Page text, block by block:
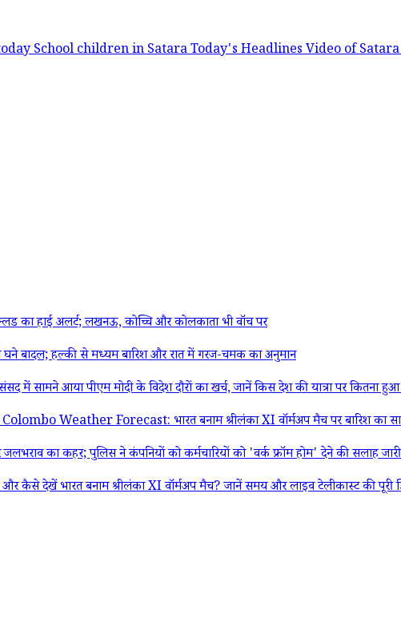
School children in SataraToday's HeadlinesVideo of
हाई अलर्ट; लखनऊ, कोच्चि और कोलकाता भी वॉच पर
हल्की से मध्यम बारिश और रात में गरज-चमक का अनुमान
आया पीएम मोदी के विदेश दौरों का खर्च, जानें किस देश की यात्रा पर कितना
Weather Forecast: भारत बनाम श्रीलंका XI वॉर्मअप मैच पर बारिश का
का कहर; पुलिस ने कंपनियों को कर्मचारियों को 'वर्क फ्रॉम होम' देने की सलाह
भारत बनाम श्रीलंका XI वॉर्मअप मैच? जानें समय और लाइव टेलीकास्ट की पूरी